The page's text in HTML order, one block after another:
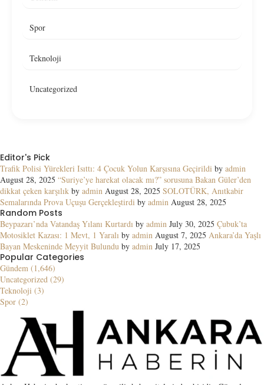
Spor
Teknoloji
Uncategorized
Editor's Pick
Trafik Polisi Yürekleri Isıttı: 4 Çocuk Yolun Karşısına Geçirildi by admin
August 28, 2025 “Suriye’ye harekat olacak mı?” sorusuna Bakan Güler’den
dikkat çeken karşılık by admin August 28, 2025 SOLOTÜRK, Anıtkabir
Semalarında Prova Uçuşu Gerçekleştirdi by admin August 28, 2025
Random Posts
Beypazarı’nda Vatandaş Yılanı Kurtardı by admin July 30, 2025 Çubuk’ta
Motosiklet Kazası: 1 Mevt, 1 Yaralı by admin August 7, 2025 Ankara’da Yaşlı
Bayan Meskeninde Meyyit Bulundu by admin July 17, 2025
Popular Categories
Gündem (1,646)
Uncategorized (29)
Teknoloji (3)
Spor (2)